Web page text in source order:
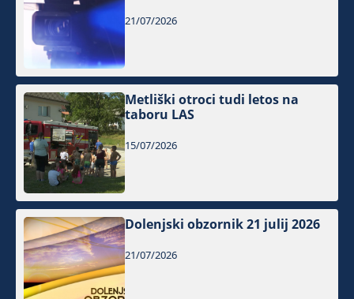
21/07/2026
Metliški otroci tudi letos na
taboru LAS
15/07/2026
Dolenjski obzornik 21 julij 2026
21/07/2026